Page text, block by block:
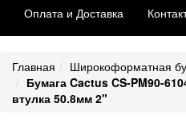
Оплата и Доставка
Главная
Широкоформатная
Бумага Cactus CS-PM90-
втулка 50.8мм 2"